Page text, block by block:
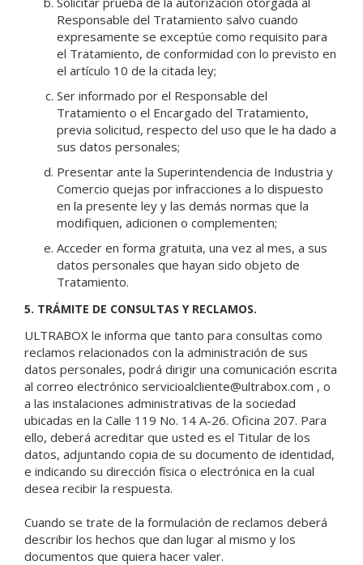
Responsable del Tratamiento salvo cuando
expresamente se exceptúe como requisito para
el Tratamiento, de conformidad con lo previsto en
el artículo 10 de la citada ley;
Ser informado por el Responsable del
Tratamiento o el Encargado del Tratamiento,
previa solicitud, respecto del uso que le ha dado a
sus datos personales;
Presentar ante la Superintendencia de Industria y
Comercio quejas por infracciones a lo dispuesto
en la presente ley y las demás normas que la
modifiquen, adicionen o complementen;
Acceder en forma gratuita, una vez al mes, a sus
datos personales que hayan sido objeto de
Tratamiento.
5. TRÁMITE DE CONSULTAS Y RECLAMOS.
ULTRABOX le informa que tanto para consultas como
reclamos relacionados con la administración de sus
datos personales, podrá dirigir una comunicación escrita
al correo electrónico servicioalcliente@ultrabox.com , o
a las instalaciones administrativas de la sociedad
ubicadas en la Calle 119 No. 14 A-26. Oficina 207. Para
ello, deberá acreditar que usted es el Titular de los
datos, adjuntando copia de su documento de identidad,
e indicando su dirección física o electrónica en la cual
desea recibir la respuesta.
Cuando se trate de la formulación de reclamos deberá
describir los hechos que dan lugar al mismo y los
documentos que quiera hacer valer.